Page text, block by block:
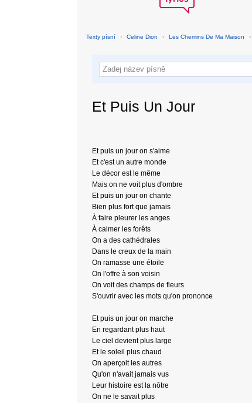
Texty písní › Celine Dion › Les Chemins De Ma Maison ›
Et Puis Un Jour
Et puis un jour on s'aime
Et c'est un autre monde
Le décor est le même
Mais on ne voit plus d'ombre
Et puis un jour on chante
Bien plus fort que jamais
À faire pleurer les anges
À calmer les forêts
On a des cathédrales
Dans le creux de la main
On ramasse une étoile
On l'offre à son voisin
On voit des champs de fleurs
S'ouvrir avec les mots qu'on prononce
Et puis un jour on marche
En regardant plus haut
Le ciel devient plus large
Et le soleil plus chaud
On aperçoit les autres
Qu'on n'avait jamais vus
Leur histoire est la nôtre
On ne le savait plus